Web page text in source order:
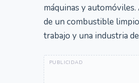
máquinas y
de un combustible
trabajo y una industria